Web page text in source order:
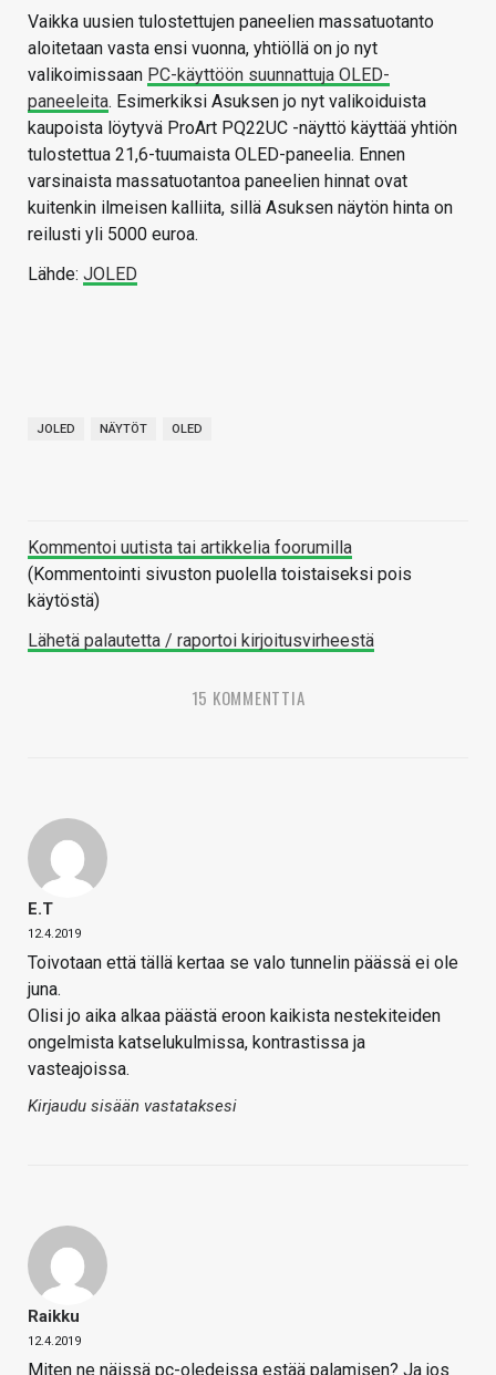
Vaikka uusien tulostettujen paneelien massatuotanto
aloitetaan vasta ensi vuonna, yhtiöllä on jo nyt
valikoimissaan PC-käyttöön suunnattuja OLED-
paneeleita. Esimerkiksi Asuksen jo nyt valikoiduista
kaupoista löytyvä ProArt PQ22UC -näyttö käyttää yhtiön
tulostettua 21,6-tuumaista OLED-paneelia. Ennen
varsinaista massatuotantoa paneelien hinnat ovat
kuitenkin ilmeisen kalliita, sillä Asuksen näytön hinta on
reilusti yli 5000 euroa.
Lähde: JOLED
JOLED NÄYTÖT OLED
Kommentoi uutista tai artikkelia foorumilla
(Kommentointi sivuston puolella toistaiseksi pois
käytöstä)
Lähetä palautetta / raportoi kirjoitusvirheestä
15 KOMMENTTIA
E.T
12.4.2019
Toivotaan että tällä kertaa se valo tunnelin päässä ei ole
juna.
Olisi jo aika alkaa päästä eroon kaikista nestekiteiden
ongelmista katselukulmissa, kontrastissa ja
vasteajoissa.
Kirjaudu sisään vastataksesi
Raikku
12.4.2019
Miten ne näissä pc-oledeissa estää palamisen? Ja jos